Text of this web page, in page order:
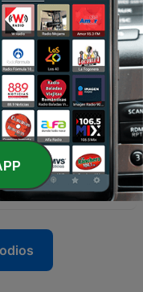
Acosta I
Acosta I
Acosta I